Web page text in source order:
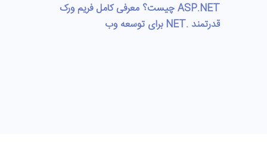
ASP.NET چیست؟ معرفی کامل فریم‌ ورک
قدرتمند .NET برای توسعه وب